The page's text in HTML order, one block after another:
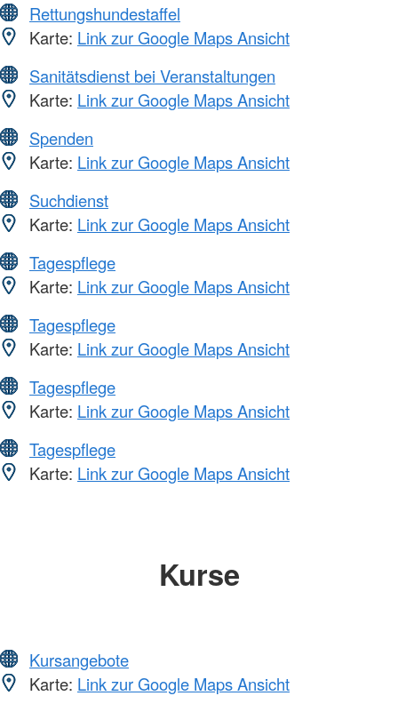
Rettungshundestaffel
Karte: Link zur Google Maps Ansicht
Sanitätsdienst bei Veranstaltungen
Karte: Link zur Google Maps Ansicht
Spenden
Karte: Link zur Google Maps Ansicht
Suchdienst
Karte: Link zur Google Maps Ansicht
Tagespflege
Karte: Link zur Google Maps Ansicht
Tagespflege
Karte: Link zur Google Maps Ansicht
Tagespflege
Karte: Link zur Google Maps Ansicht
Tagespflege
Karte: Link zur Google Maps Ansicht
Kurse
Kursangebote
Karte: Link zur Google Maps Ansicht